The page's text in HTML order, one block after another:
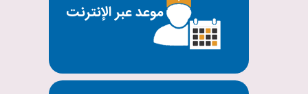
موعد عبر الإنترنت